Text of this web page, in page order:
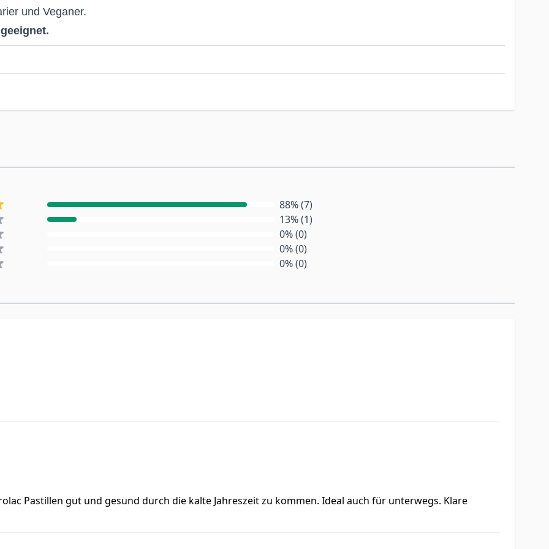
als Nahrungsergänzungsmittel 3 (drei) Pastillen täglich im Mund zergehen.
als Ersatz für eine ausgewogene und abwechslungsreiche Ernährung und eine gesunde
verschließen. Außerhalb der Reichweite von kleinen Kindern aufbewahren.Nicht
beim Verschlucken). Kann bei übermäßigem Verzehr abführend wirken. Mit
und Veganer.
88% (7)
13% (1)
0% (0)
0% (0)
0% (0)
Pastillen gut und gesund durch die kalte Jahreszeit zu kommen. Ideal auch für unterwegs. Klare